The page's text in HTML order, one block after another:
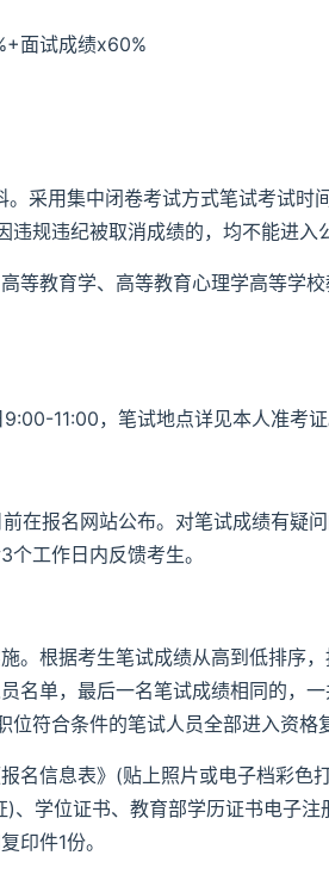
面试成绩x60%
。采用集中闭卷考试方式笔试考试时
规违纪被取消成绩的，均不能进入
等教育学、高等教育心理学高等学
11:00，笔试地点详见本人准考证
在报名网站公布。对笔试成绩有疑
工作日内反馈考生。
。根据考生笔试成绩从高到低排序
名单，最后一名笔试成绩相同的，
符合条件的笔试人员全部进入资格
名信息表》(贴上照片或电子档彩色
、学位证书、教育部学历证书电子
印件1份。